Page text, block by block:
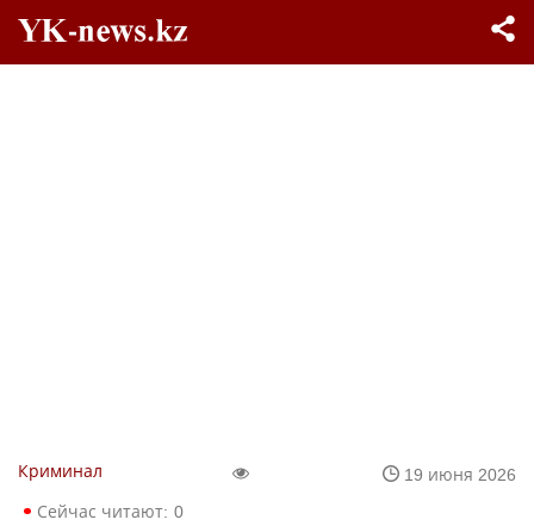
Криминал
19 июня 2026
Сейчас читают: 0